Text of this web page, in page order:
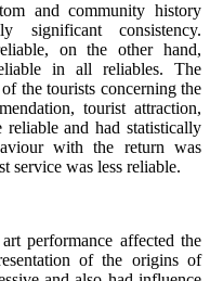
and community history
significant consistency.
on the other hand,
in all reliables. The
the tourists concerning the
tourist attraction,
and had statistically
with the return was
service was less reliable.
affected the
of the origins of